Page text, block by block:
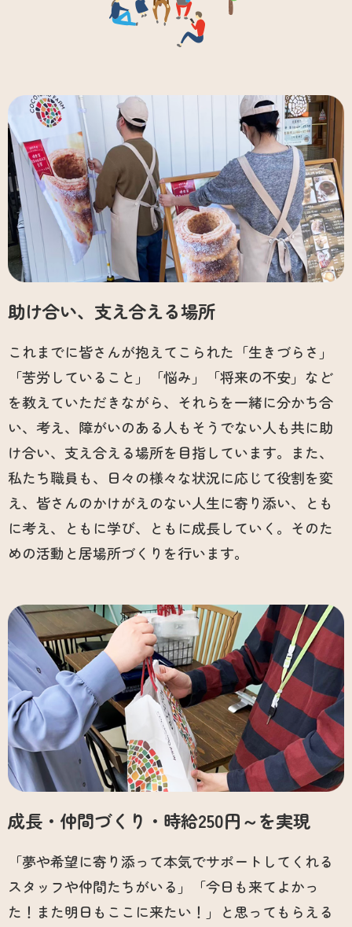
助け合い、支え合える場所
これまでに皆さんが抱えてこられた「生きづらさ」
「苦労していること」「悩み」「将来の不安」など
を教えていただきながら、それらを一緒に分かち合
い、考え、障がいのある人もそうでない人も共に助
け合い、支え合える場所を目指しています。また、
私たち職員も、日々の様々な状況に応じて役割を変
え、皆さんのかけがえのない人生に寄り添い、とも
に考え、ともに学び、ともに成長していく。そのた
めの活動と居場所づくりを行います。
成長・仲間づくり・時給250円～を実現
「夢や希望に寄り添って本気でサポートしてくれる
スタッフや仲間たちがいる」「今日も来てよかっ
た！また明日もここに来たい！」と思ってもらえる